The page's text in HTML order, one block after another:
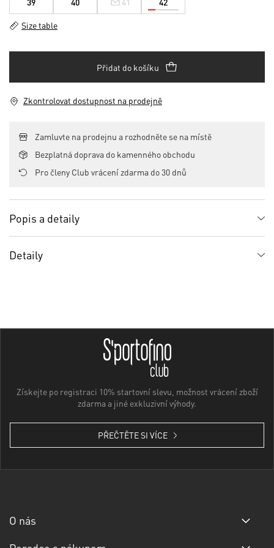
Size table
Přidat do košíku
Zkontrolovat dostupnost na prodejně
Zamluvte na prodejnu a rozhodněte se na místě
Bezplatná doprava do kamenného obchodu
Pro členy Club vrácení zdarma do 30 dnů
Popis a detaily
Detaily
Získejte po registraci 10% startovní slevu, možnost vrácení zboží
zdarma a jiné exkluzivní výhody.
PŘEČTĚTE SI VÍCE
O nás